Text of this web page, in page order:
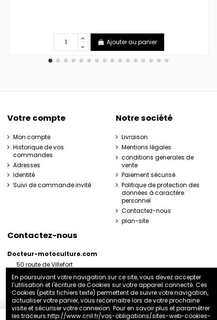
Ajouter au panier
Votre compte
Mon compte
Historique de vos
commandes
Adresses
Identité
Suivi de commande invité
Notre société
Livraison
Mentions légales
conditions generales de
vente
Paiement sécurisé
Politique de protection des
données à caractère
personnel
Contactez-nous
plan-site
Contactez-nous
Docteur-motoculture.com
50 route de Villefort
France
06 35 41 62 07
docteurmotoculture2@gmail.com
En poursuivant votre navigation sur ce site, vous devez accepter
l’utilisation et l'écriture de Cookies sur votre appareil connecté. Ces
Cookies (petits fichiers texte) permettent de suivre votre navigation,
actualiser votre panier, vous reconnaitre lors de votre prochaine
visite et sécuriser votre connexion. Pour en savoir plus et paramétrer
les traceurs:http://www.cnil.fr/vos-obligations/sites-web-cookies-